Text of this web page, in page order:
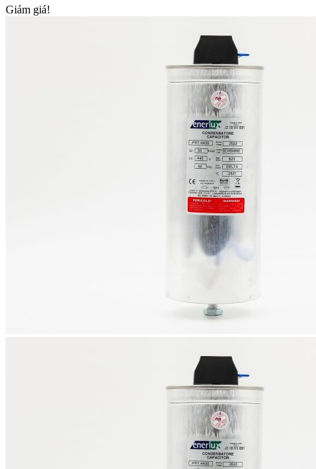
Giảm giá!